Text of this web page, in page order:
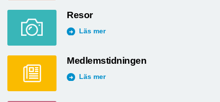
Resor
Läs mer
Medlemstidningen
Läs mer